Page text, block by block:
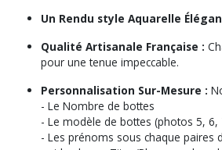
Un Rendu style Aquarelle
Qualité Artisanale Française :
pour une tenue impeccable.
Personnalisation Sur-Mesure :
- Le Nombre de bottes
- Le modèle de bottes (photos 5, 6,
- Les prénoms sous chaque paires